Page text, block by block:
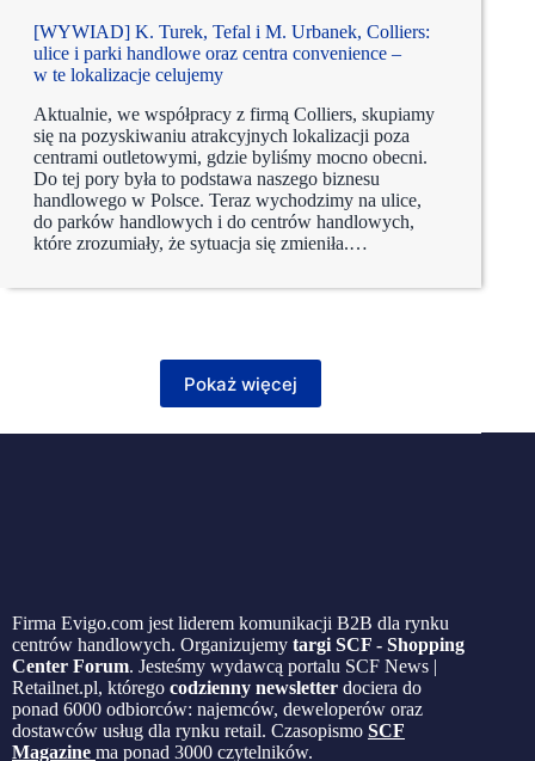
[WYWIAD] K. Turek, Tefal i M. Urbanek, Colliers:
ulice i parki handlowe oraz centra convenience –
w te lokalizacje celujemy
Aktualnie, we współpracy z firmą Colliers, skupiamy
się na pozyskiwaniu atrakcyjnych lokalizacji poza
centrami outletowymi, gdzie byliśmy mocno obecni.
Do tej pory była to podstawa naszego biznesu
handlowego w Polsce. Teraz wychodzimy na ulice,
do parków handlowych i do centrów handlowych,
które zrozumiały, że sytuacja się zmieniła.…
Pokaż więcej
Firma Evigo.com jest liderem komunikacji B2B dla rynku
centrów handlowych. Organizujemy targi SCF - Shopping
Center Forum. Jesteśmy wydawcą portalu SCF News |
Retailnet.pl, którego codzienny newsletter dociera do
ponad 6000 odbiorców: najemców, deweloperów oraz
dostawców usług dla rynku retail. Czasopismo SCF
Magazine ma ponad 3000 czytelników.